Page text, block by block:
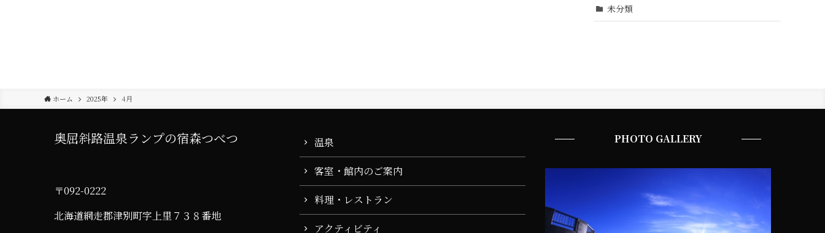
未分類
ホーム 2025年 4月
奥屈斜路温泉ランプの宿森つべつ
〒092-0222
北海道網走郡津別町字上里７３８番地
温泉
客室・館内のご案内
料理・レストラン
アクティビティ
PHOTO GALLERY